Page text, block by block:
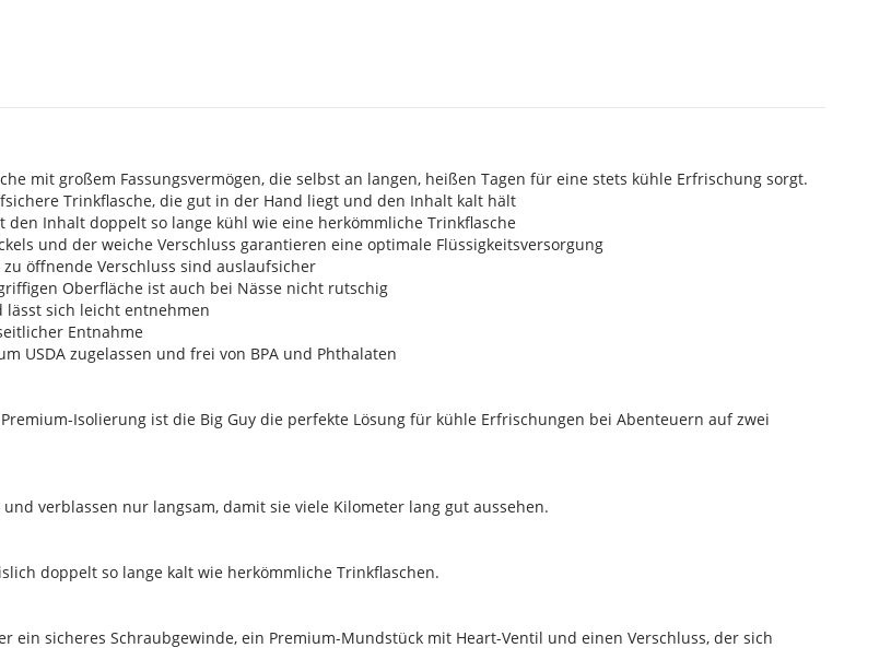
mit großem Fassungsvermögen, die selbst an langen, heißen Tagen für eine stets kühle Erfrischung sorgt.
Trinkflasche, die gut in der Hand liegt und den Inhalt kalt hält
den Inhalt doppelt so lange kühl wie eine herkömmliche Trinkflasche
und der weiche Verschluss garantieren eine optimale Flüssigkeitsversorgung
öffnende Verschluss sind auslaufsicher
Oberfläche ist auch bei Nässe nicht rutschig
lässt sich leicht entnehmen
Entnahme
USDA zugelassen und frei von BPA und Phthalaten
Isolierung ist die Big Guy die perfekte Lösung für kühle Erfrischungen bei Abenteuern auf zwei
verblassen nur langsam, damit sie viele Kilometer lang gut aussehen.
doppelt so lange kalt wie herkömmliche Trinkflaschen.
ein sicheres Schraubgewinde, ein Premium-Mundstück mit Heart-Ventil und einen Verschluss, der sich